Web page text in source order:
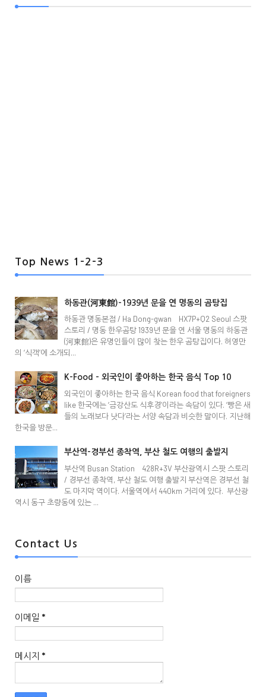
Top News 1-2-3
하동관(河東館)-1939년 문을 연 명동의 곰탕집
하동관 명동본점 / Ha Dong-gwan HX7P+Q2 Seoul 스팟
스토리 / 명동 한우곰탕 1939년 문을 연 서울 명동의 하동관
(河東館)은 유명인들이 많이 찾는 한우 곰탕집이다. 허영만
의 ‘식객’에 소개되...
K-Food - 외국인이 좋아하는 한국 음식 Top 10
외국인이 좋아하는 한국 음식 Korean food that foreigners
like 한국에는 ‘금강산도 식후경’이라는 속담이 있다. ‘빵은 새
들의 노래보다 낫다’라는 서양 속담과 비슷한 말이다. 지난해
한국을 방문...
부산역-경부선 종착역, 부산 철도 여행의 출발지
부산역 Busan Station 428R+3V 부산광역시 스팟 스토리
/ 경부선 종착역, 부산 철도 여행 출발지 부산역은 경부선 철
도 마지막 역이다. 서울역에서 440km 거리에 있다. 부산광
역시 동구 초량동에 있는 ...
Contact Us
이름
이메일 *
메시지 *